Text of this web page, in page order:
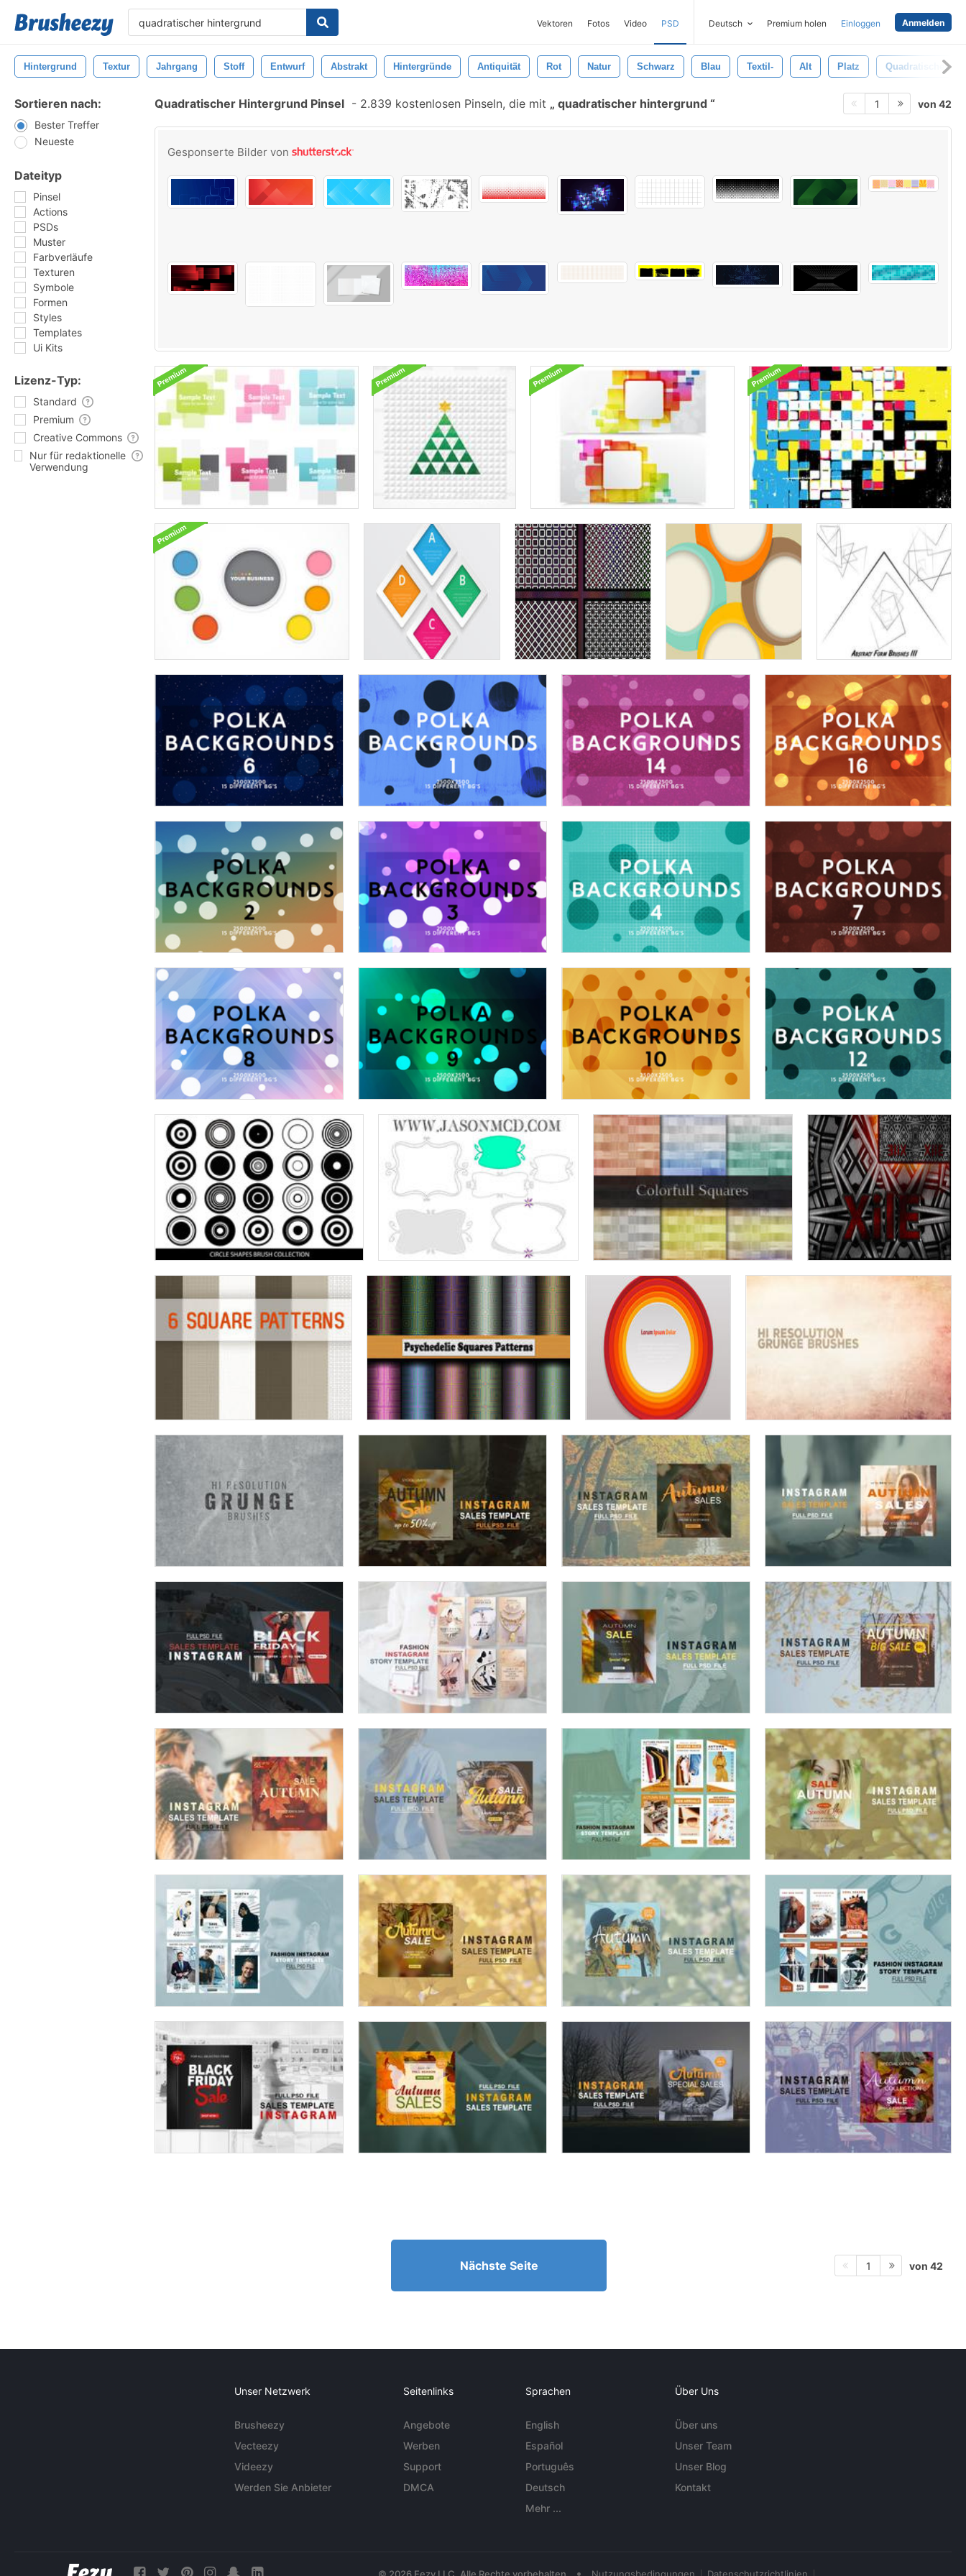
Vektoren Fotos Video PSD Deutsch Premium holen Einloggen Anmelden
Hintergrund Textur Jahrgang Stoff Entwurf Abstrakt Hintergründe Antiquität Rot Natur Schwarz Blau Textil- Alt Platz Quadratisches
Sortieren nach:
Bester Treffer
Neueste
Dateityp
Pinsel
Actions
PSDs
Muster
Farbverläufe
Texturen
Symbole
Formen
Styles
Templates
Ui Kits
Lizenz-Typ:
Standard
Premium
Creative Commons
Nur für redaktionelle
Verwendung
Quadratischer Hintergrund Pinsel - 2.839 kostenlosen Pinseln, die mit quadratischer hintergrund 1 von 42
Gesponserte Bilder von
Nächste Seite 1 von 42
Unser Netzwerk
Brusheezy
Vecteezy
Videezy
Werden Sie Anbieter
Seitenlinks
Angebote
Werben
Support
DMCA
Sprachen
English
Español
Português
Deutsch
Mehr ...
Über Uns
Über uns
Unser Team
Unser Blog
Kontakt
© 2026 Eezy LLC. Alle Rechte vorbehalten • Nutzungsbedingungen Datenschutzrichtlinien